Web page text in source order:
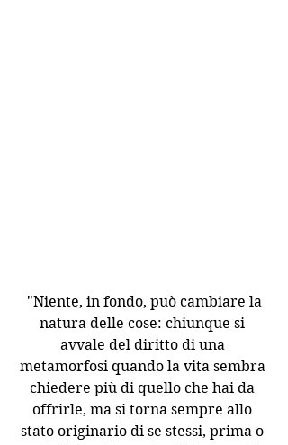
natura delle cose: chiunque si
avvale del diritto di una
metamorfosi quando la vita sembra
chiedere più di quello che hai da
offrirle, ma si torna sempre allo
stato originario di se stessi, prima o